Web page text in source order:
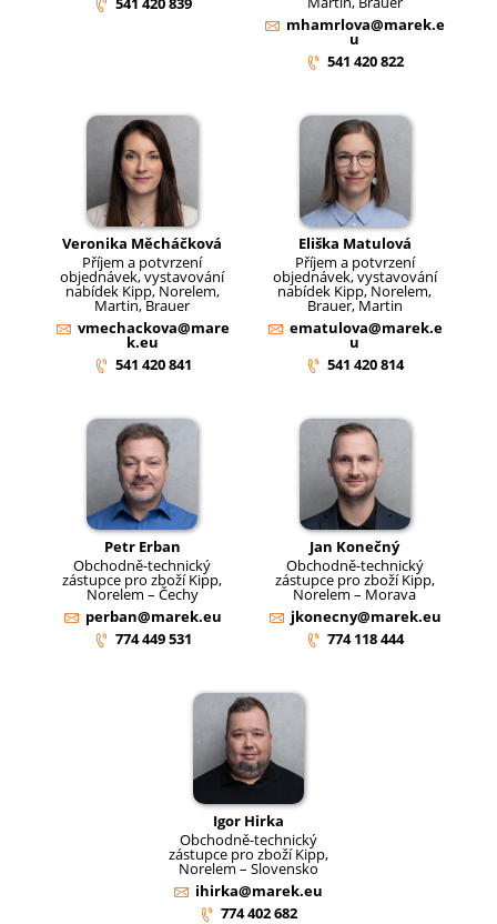
mhamrlova@marek.e
u
541 420 822
Veronika Měcháčková
Příjem a potvrzení
objednávek, vystavování
nabídek Kipp, Norelem,
Martin, Brauer
vmechackova@mare
k.eu
541 420 841
Eliška Matulová
Příjem a potvrzení
objednávek, vystavování
nabídek Kipp, Norelem,
Brauer, Martin
ematulova@marek.e
u
541 420 814
Petr Erban
Obchodně-technický
zástupce pro zboží Kipp,
Norelem – Čechy
perban@marek.eu
774 449 531
Jan Konečný
Obchodně-technický
zástupce pro zboží Kipp,
Norelem – Morava
jkonecny@marek.eu
774 118 444
Igor Hirka
Obchodně-technický
zástupce pro zboží Kipp,
Norelem – Slovensko
ihirka@marek.eu
774 402 682